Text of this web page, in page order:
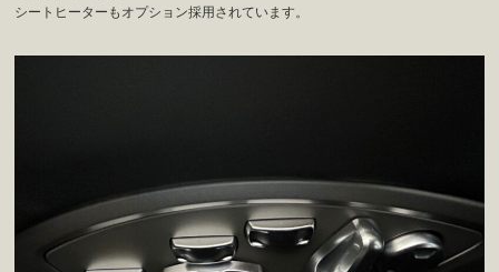
シートヒーターもオプション採用されています。